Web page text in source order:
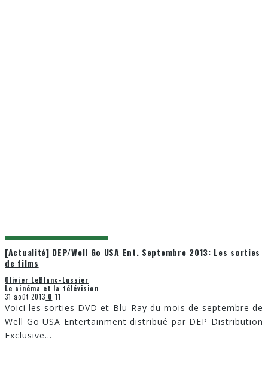
[Actualité] DEP/Well Go USA Ent. Septembre 2013: Les sorties
de films
Olivier LeBlanc-Lussier
Le cinéma et la télévision
31 août 2013 0 11
Voici les sorties DVD et Blu-Ray du mois de septembre de
Well Go USA Entertainment distribué par DEP Distribution
Exclusive...